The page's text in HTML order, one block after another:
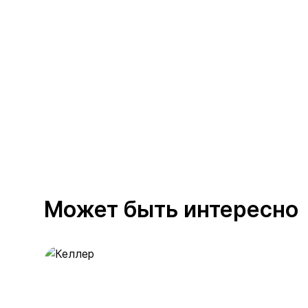
Может быть интересно